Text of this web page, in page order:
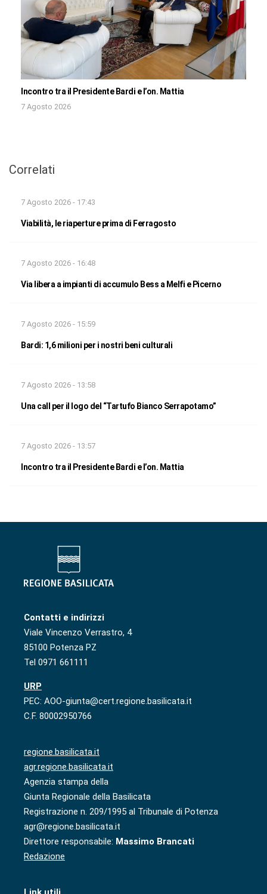
Incontro tra il Presidente Bardi e l’on. Mattia
7 Agosto 2026
Correlati
7 Agosto 2026 - 17:43
Viabilità, le riaperture prima di Ferragosto
7 Agosto 2026 - 16:48
Via libera a impianti di accumulo Bess a Melfi e Picerno
7 Agosto 2026 - 15:59
Bardi: 1,6 milioni per i nostri beni culturali
7 Agosto 2026 - 13:58
Una call per il logo del “Tartufo Bianco Serrapotamo”
7 Agosto 2026 - 13:57
Incontro tra il Presidente Bardi e l’on. Mattia
Contatti e indirizzi
Viale Vincenzo Verrastro, 4
85100 Potenza PZ
Tel 0971 661111
URP
PEC: AOO-giunta@cert.regione.basilicata.it
C.F. 80002950766
regione.basilicata.it
agr.regione.basilicata.it
Agenzia stampa della
Giunta Regionale della Basilicata
Registrazione n. 209/1995 al Tribunale di Potenza
agr@regione.basilicata.it
Direttore responsabile: Massimo Brancati
Redazione